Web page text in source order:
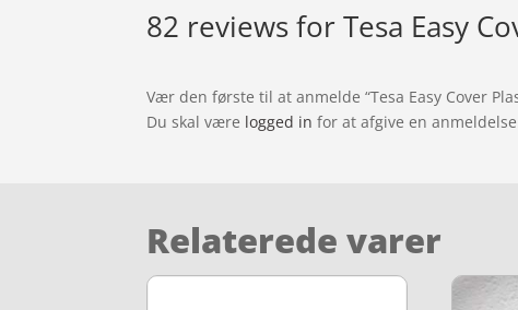
82 reviews forTesa Easy
Vær den første til at anmelde “Tesa Easy Cover
Du skal være logged in for at afgive en
Relaterede varer